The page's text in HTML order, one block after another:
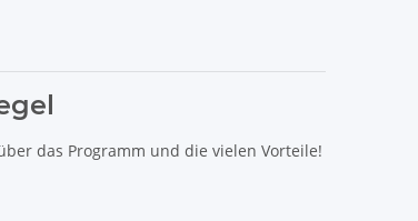
das Programm und die vielen Vorteile!